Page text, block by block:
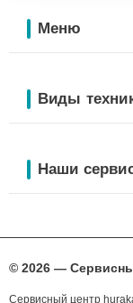
Меню
Виды
Наши
© 2026 —
Сервисный центр